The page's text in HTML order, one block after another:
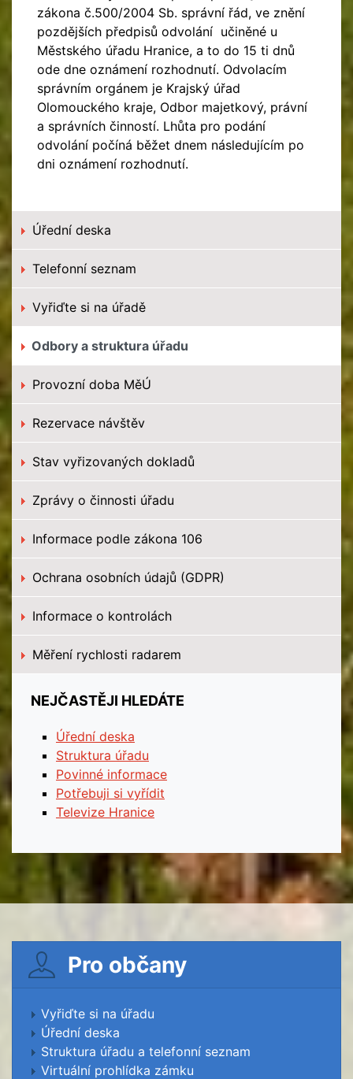
zákona č.500/2004 Sb. správní řád, ve znění
pozdějších předpisů odvolání učiněné u
Městského úřadu Hranice, a to do 15 ti dnů
ode dne oznámení rozhodnutí. Odvolacím
správním orgánem je Krajský úřad
Olomouckého kraje, Odbor majetkový, právní
a správních činností. Lhůta pro podání
odvolání počíná běžet dnem následujícím po
dni oznámení rozhodnutí.
Úřední deska
Telefonní seznam
Vyřiďte si na úřadě
Odbory a struktura úřadu
Provozní doba MěÚ
Rezervace návštěv
Stav vyřizovaných dokladů
Zprávy o činnosti úřadu
Informace podle zákona 106
Ochrana osobních údajů (GDPR)
Informace o kontrolách
Měření rychlosti radarem
NEJČASTĚJI HLEDÁTE
Úřední deska
Struktura úřadu
Povinné informace
Potřebuji si vyřídit
Televize Hranice
Pro občany
Vyřiďte si na úřadu
Úřední deska
Struktura úřadu a telefonní seznam
Virtuální prohlídka zámku